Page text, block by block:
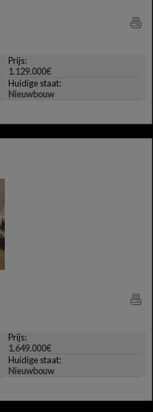
Prijs:
1.129.000€
Huidige staat:
Nieuwbouw
Prijs:
1.649.000€
Huidige staat:
Nieuwbouw